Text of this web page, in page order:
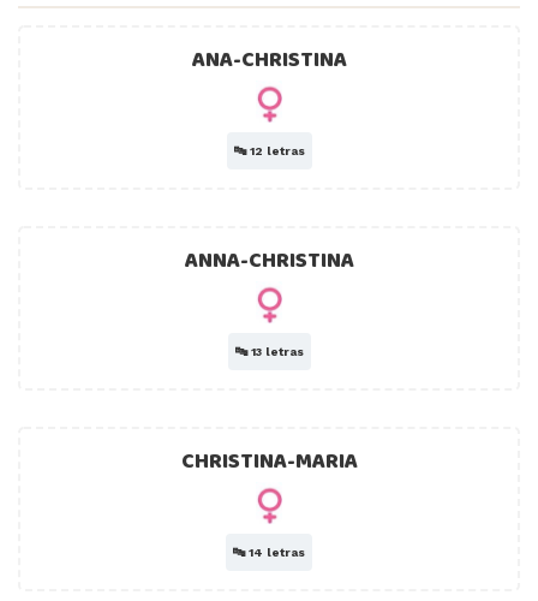
ANA-CHRISTINA
🔤12 letras
ANNA-CHRISTINA
🔤13 letras
CHRISTINA-MARIA
🔤14 letras